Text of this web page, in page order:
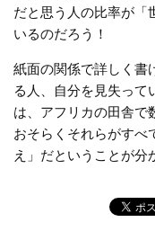
だと思う人の比率が「
いるのだろう！
紙面の関係で詳しく書
る人、自分を見失って
は、アフリカの田舎で
おそらくそれらがすべ
え」だということが分